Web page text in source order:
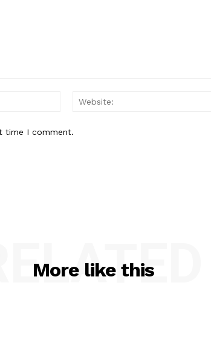
Email:*
time I comment.
More like this
RELATED